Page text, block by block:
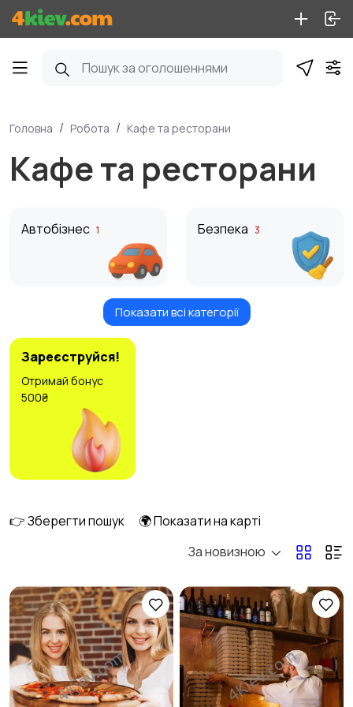
Головна Робота Кафе та ресторани
Кафе та ресторани
Автобізнес 1 Безпека 3
Клінінг та послуги 3 Топ-менеджмент
Державна служба
2
Інформаційні
технології 3
Мистецтво та
розваги 4
Магазини 3 Маркетинг і реклама
3
Показати всі категорії
Зареєструйся!
Отримай бонус
500₴
👉 Зберегти пошук
🌍 Показати на карті
За новизною